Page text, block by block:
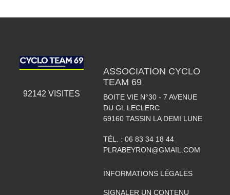
92142 VISITES
ASSOCIATION CYCLO
TEAM 69
BOITE VIE N°30 - 7 AVENUE
DU GL LECLERC
69160 TASSIN LA DEMI LUNE
TÉL. : 06 83 34 18 44
PLRABEYRON@GMAIL.COM
INFORMATIONS LÉGALES
SIGNALER UN CONTENU